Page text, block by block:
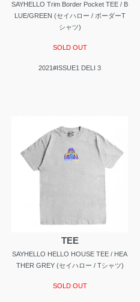
SAYHELLO Trim Border Pocket TEE / B
LUE/GREEN (セイハロー / ボーダーT
シャツ)
SOLD OUT
2021#ISSUE1 DELI 3
TEE
SAYHELLO HELLO HOUSE TEE / HEA
THER GREY (セイハロー / Tシャツ)
SOLD OUT